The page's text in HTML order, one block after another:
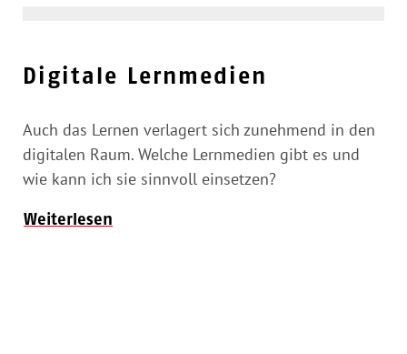
Digitale Lernmedien
Auch das Lernen verlagert sich zunehmend in den
digitalen Raum. Welche Lernmedien gibt es und
wie kann ich sie sinnvoll einsetzen?
Weiterlesen